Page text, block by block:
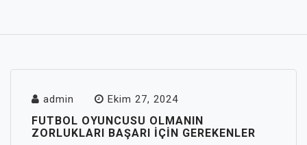
admin Ekim 27, 2024
FUTBOL OYUNCUSU OLMANIN
ZORLUKLARI BAŞARI İÇIN GEREKENLER